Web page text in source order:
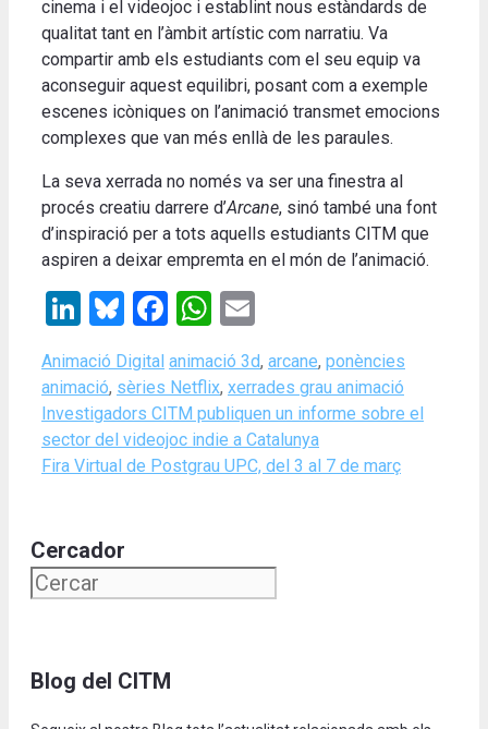
cinema i el videojoc i establint nous estàndards de
qualitat tant en l’àmbit artístic com narratiu. Va
compartir amb els estudiants com el seu equip va
aconseguir aquest equilibri, posant com a exemple
escenes icòniques on l’animació transmet emocions
complexes que van més enllà de les paraules.
La seva xerrada no només va ser una finestra al
procés creatiu darrere d’Arcane, sinó també una font
d’inspiració per a tots aquells estudiants CITM que
aspiren a deixar empremta en el món de l’animació.
LinkedIn
Bluesky
Facebook
WhatsApp
Categories
Animació Digital Tags
animació 3d, arcane, ponències
animació, sèries Netflix, xerrades grau animació
Investigadors CITM publiquen un informe sobre el
sector del videojoc indie a Catalunya
Fira Virtual de Postgrau UPC, del 3 al 7 de març
Cercador
Blog del CITM